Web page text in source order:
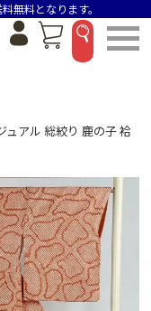
無料となります。
ュアル 総絞り 鹿の子 袷